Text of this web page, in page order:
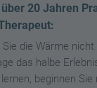
über 20 Jahren
die Wärme
das halbe
beginnen